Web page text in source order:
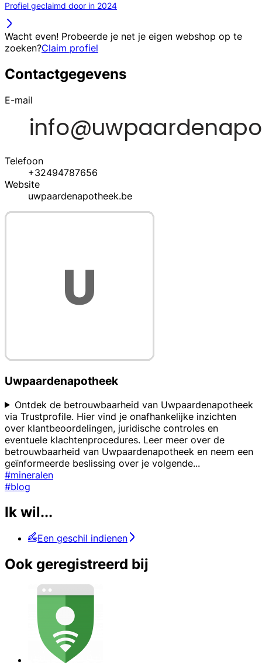
Profiel geclaimd door in 2024
Wacht even! Probeerde je net je eigen webshop op te
zoeken?Claim profiel
Contactgegevens
E-mail
Telefoon
+32494787656
Website
uwpaardenapotheek.be
Uwpaardenapotheek
Ontdek de betrouwbaarheid van Uwpaardenapotheek
via Trustprofile. Hier vind je onafhankelijke inzichten
over klantbeoordelingen, juridische controles en
eventuele klachtenprocedures. Leer meer over de
betrouwbaarheid van Uwpaardenapotheek en neem een
geïnformeerde beslissing over je volgende...
#mineralen
#blog
Ik wil...
Een geschil indienen
Ook geregistreerd bij